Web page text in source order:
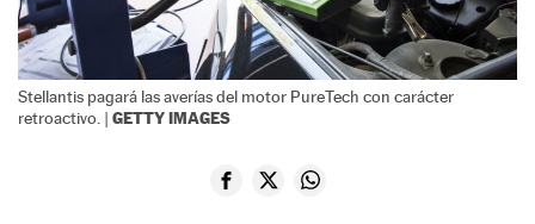
Stellantis pagará las averías del motor PureTech con carácter
retroactivo. | GETTY IMAGES